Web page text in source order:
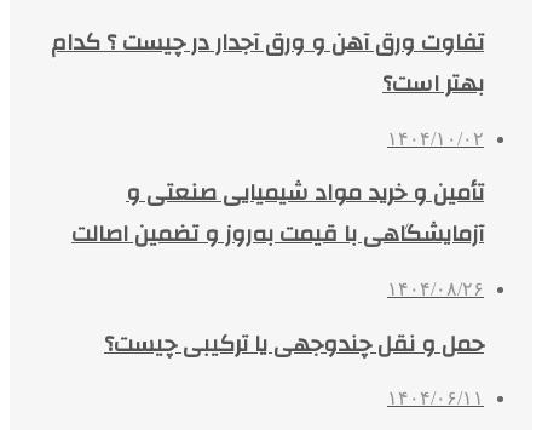
تفاوت ورق آهن و ورق آجدار در چیست ؟ کدام
بهتر است؟
۱۴۰۴/۱۰/۰۲
تأمین و خرید مواد شیمیایی صنعتی و
آزمایشگاهی با قیمت به‌روز و تضمین اصالت
۱۴۰۴/۰۸/۲۶
حمل و نقل چندوجهی یا ترکیبی چیست؟
۱۴۰۴/۰۶/۱۱